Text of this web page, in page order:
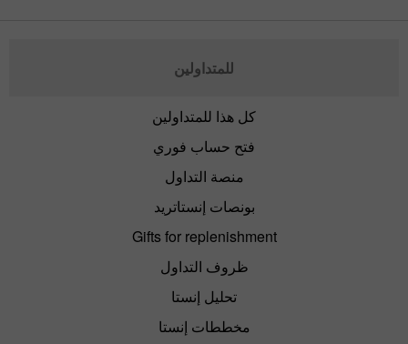
للمتداولين
كل هذا للمتداولين
فتح حساب فوري
منصة التداول
بونصات إنستاتريد
Gifts for replenishment
ظروف التداول
تحليل إنستا
مخططات إنستا